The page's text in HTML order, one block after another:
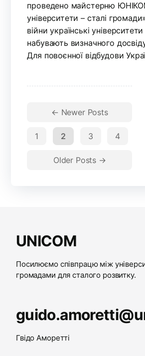
проведено майстерню
університети – сталі
війни українські
набувають визначного
Для повоєнної відбудови
← Newer Posts
1 2 3 4
Older Posts →
UNICOM
Посилюємо співпрацю між
громадами для сталого розвитку.
Гвідо Аморетті